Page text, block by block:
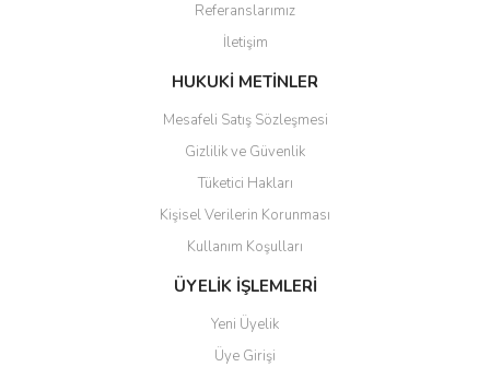
Referanslarımız
İletişim
HUKUKİ METİNLER
Mesafeli Satış Sözleşmesi
Gizlilik ve Güvenlik
Tüketici Hakları
Kişisel Verilerin Korunması
Kullanım Koşulları
ÜYELİK İŞLEMLERİ
Yeni Üyelik
Üye Girişi